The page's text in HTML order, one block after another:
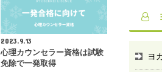
2023.9.13
心理カウンセラー資格は試験
免除で一発取得
ヨ